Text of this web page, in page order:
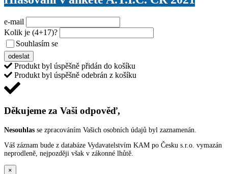
e-mail
Kolik je (4+17)?
Souhlasím se
odeslat
Produkt byl úspěšně přidán do košíku
Produkt byl úspěšně odebrán z košíku
Děkujeme za Vaši odpověď,
Nesouhlas se zpracováním Vašich osobních údajů byl zaznamenán.
Váš záznam bude z databáze Vydavatelstvím KAM po Česku s.r.o. vymazán
neprodleně, nejpozději však v zákonné lhůtě.
×